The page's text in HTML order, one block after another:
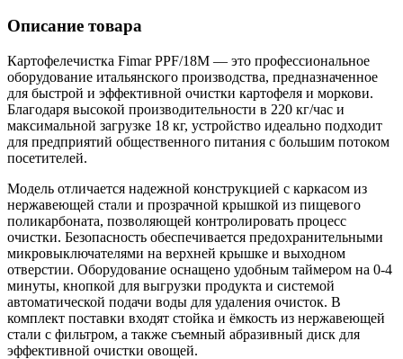
Описание товара
Картофелечистка Fimar PPF/18M — это профессиональное
оборудование итальянского производства, предназначенное
для быстрой и эффективной очистки картофеля и моркови.
Благодаря высокой производительности в 220 кг/час и
максимальной загрузке 18 кг, устройство идеально подходит
для предприятий общественного питания с большим потоком
посетителей.
Модель отличается надежной конструкцией с каркасом из
нержавеющей стали и прозрачной крышкой из пищевого
поликарбоната, позволяющей контролировать процесс
очистки. Безопасность обеспечивается предохранительными
микровыключателями на верхней крышке и выходном
отверстии. Оборудование оснащено удобным таймером на 0-4
минуты, кнопкой для выгрузки продукта и системой
автоматической подачи воды для удаления очисток. В
комплект поставки входят стойка и ёмкость из нержавеющей
стали с фильтром, а также съемный абразивный диск для
эффективной очистки овощей.